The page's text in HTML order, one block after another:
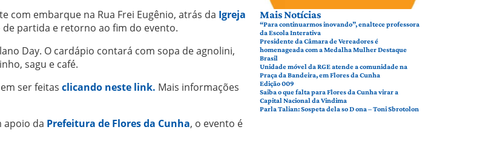
com embarque na Rua Frei Eugênio, atrás da Igreja
partida e retorno ao fim do evento.
Day. O cardápio contará com sopa de agnolini,
sagu e café.
ser feitas clicando neste link. Mais informações
apoio da Prefeitura de Flores da Cunha, o evento é
Mais Notícias
“Para continuarmos inovando”, enaltece professora
da Escola Interativa
Presidente da Câmara de Vereadores é
homenageada com a Medalha Mulher Destaque
Brasil
Unidade móvel da RGE atende a comunidade na
Praça da Bandeira, em Flores da Cunha
Edição 009
Saiba o que falta para Flores da Cunha virar a
Capital Nacional da Vindima
Parla Talian: Sospeta dela so D ona – Toni Sbrotolon